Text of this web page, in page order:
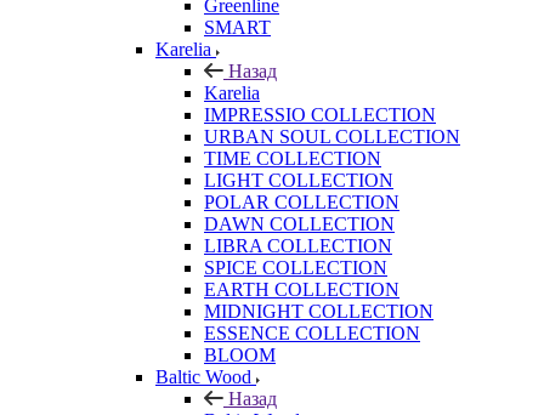
Greenline
SMART
Karelia
Назад
Karelia
IMPRESSIO COLLECTION
URBAN SOUL COLLECTION
TIME COLLECTION
LIGHT COLLECTION
POLAR COLLECTION
DAWN COLLECTION
LIBRA COLLECTION
SPICE COLLECTION
EARTH COLLECTION
MIDNIGHT COLLECTION
ESSENCE COLLECTION
BLOOM
Baltic Wood
Назад